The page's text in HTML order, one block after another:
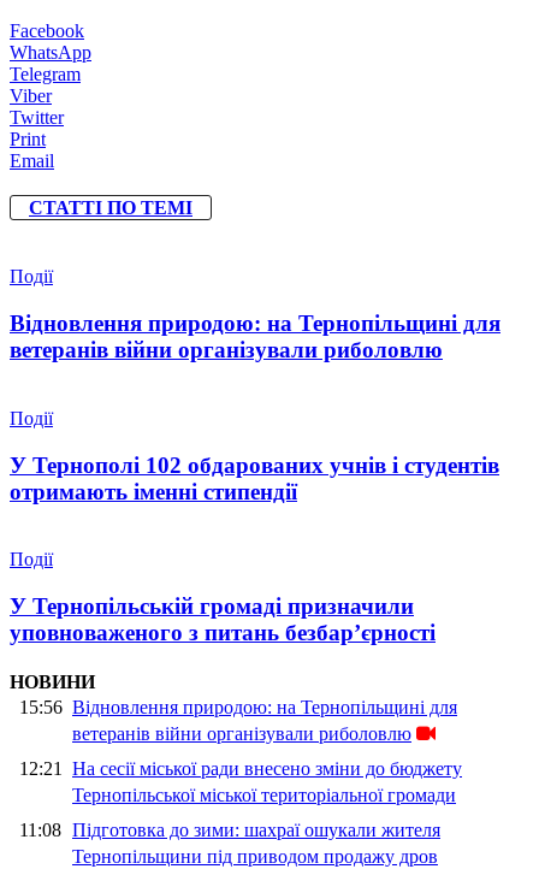
Facebook
WhatsApp
Telegram
Viber
Twitter
Print
Email
СТАТТІ ПО ТЕМІ
Події
Відновлення природою: на Тернопільщині для
ветеранів війни організували риболовлю
Події
У Тернополі 102 обдарованих учнів і студентів
отримають іменні стипендії
Події
У Тернопільській громаді призначили
уповноваженого з питань безбар’єрності
НОВИНИ
15:56 Відновлення природою: на Тернопільщині для
ветеранів війни організували риболовлю
12:21 На сесії міської ради внесено зміни до бюджету
Тернопільської міської територіальної громади
11:08 Підготовка до зими: шахраї ошукали жителя
Тернопільщини під приводом продажу дров